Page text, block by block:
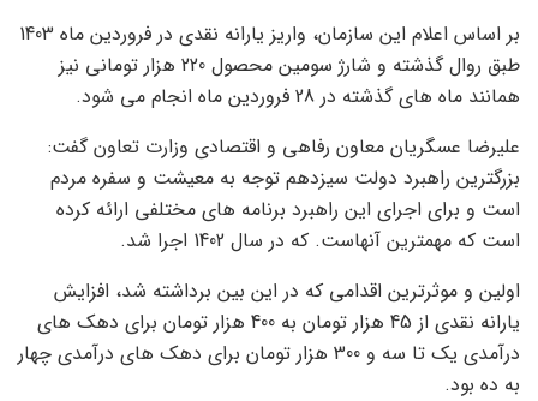
بر اساس اعلام این سازمان، واریز یارانه نقدی در فروردین ماه 1403
طبق روال گذشته و شارژ سومین محصول 220 هزار تومانی نیز
همانند ماه های گذشته در 28 فروردین ماه انجام می شود.
علیرضا عسگریان معاون رفاهی و اقتصادی وزارت تعاون گفت:
بزرگترین راهبرد دولت سیزدهم توجه به معیشت و سفره مردم
است و برای اجرای این راهبرد برنامه های مختلفی ارائه کرده
است که مهمترین آنهاست. که در سال 1402 اجرا شد.
اولین و موثرترین اقدامی که در این بین برداشته شد، افزایش
یارانه نقدی از 45 هزار تومان به 400 هزار تومان برای دهک های
درآمدی یک تا سه و 300 هزار تومان برای دهک های درآمدی چهار
به ده بود.